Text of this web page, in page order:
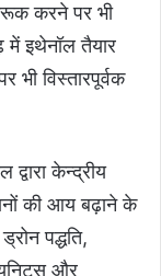
करने पर भी
में इथेनॉल तैयार
विस्तारपूर्वक
केन्द्रीय
की आय बढ़ाने के
पद्धति,
यूनिट्स और